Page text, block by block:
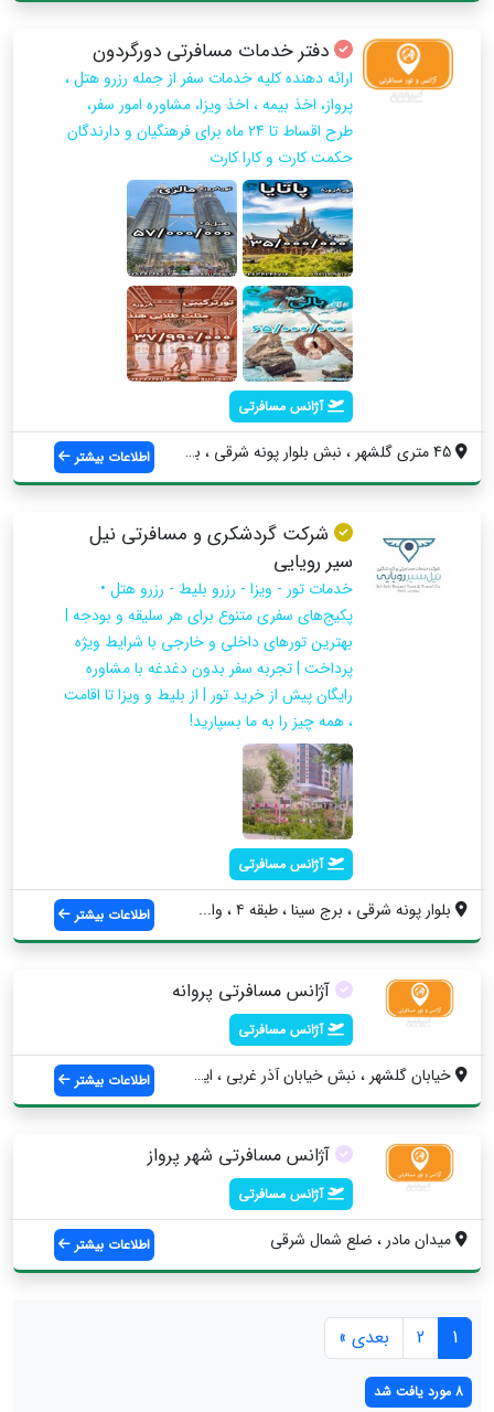
دفتر خدمات مسافرتی دورگردون
ارائه دهنده کلیه خدمات سفر از جمله رزرو هتل ،
پرواز، اخذ بیمه ، اخذ ویزا، مشاوره امور سفر،
طرح اقساط تا 24 ماه برای فرهنگیان و دارندگان
حکمت کارت و کارا کارت
آژانس مسافرتی
اطلاعات بیشتر
شرکت گردشکری و مسافرتی نیل
سیر رویایی
خدمات تور - ویزا - رزرو بلیط - رزرو هتل •
پکیج‌های سفری متنوع برای هر سلیقه و بودجه |
بهترین تورهای داخلی و خارجی با شرایط ویژه
پرداخت | تجربه سفر بدون دغدغه با مشاوره
رایگان پیش از خرید تور | از بلیط و ویزا تا اقامت
، همه چیز را به ما بسپارید!
آژانس مسافرتی
بلوار پونه شرقی ، برج سینا ، طبقه ۴ ، وا... اطلاعات بیشتر
آژانس مسافرتی پروانه
آژانس مسافرتی
خیابان گلشهر ، نبش خیابان آذر غربی ، ایس... اطلاعات بیشتر
آژانس مسافرتی شهر پرواز
آژانس مسافرتی
میدان مادر ، ضلع شمال شرقی اطلاعات بیشتر
1
2 بعدی »
8 مورد یافت شد